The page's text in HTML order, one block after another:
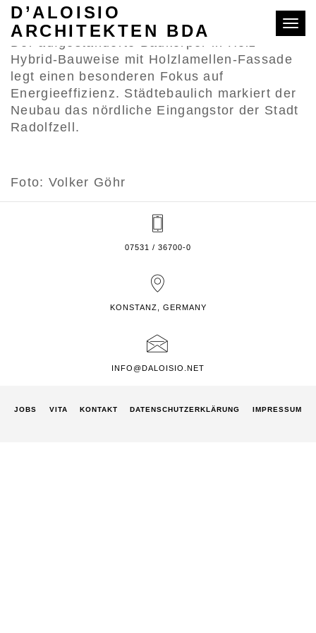
D’ALOISIO
ARCHITEKTEN BDA
Am 5. November wurde der EDEKA-Markt im
Schoch-Areal in Radolfzell feierlich eröffnet.
Der aufgeständerte Baukörper in Holz-
Hybrid-Bauweise mit Holzlamellen-Fassade
legt einen besonderen Fokus auf
Energieeffizienz. Städtebaulich markiert der
Neubau das nördliche Eingangstor der Stadt
Radolfzell.
Foto: Volker Göhr
07531 / 36700-0
KONSTANZ, GERMANY
INFO@DALOISIO.NET
JOBS VITA KONTAKT DATENSCHUTZ­ERKLÄRUNG IMPRESSUM